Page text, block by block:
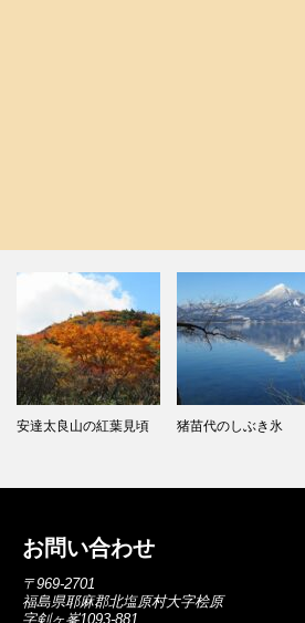
安達太良山の紅葉見頃 猪苗代のしぶき氷
お問い合わせ
〒969-2701
福島県耶麻郡北塩原村大字桧原
字剣ヶ峯1093-881